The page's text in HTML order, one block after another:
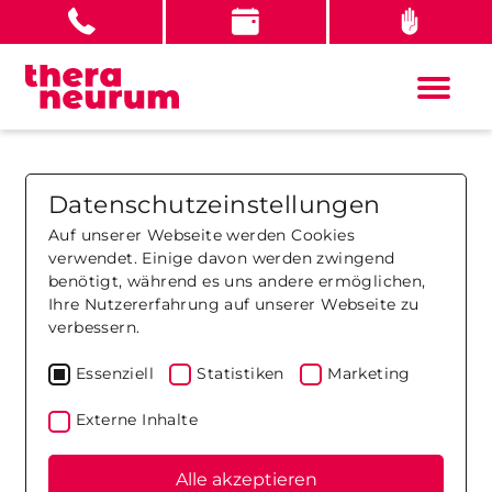
Datenschutzeinstellungen
Auf unserer Webseite werden Cookies
verwendet. Einige davon werden zwingend
benötigt, während es uns andere ermöglichen,
Ihre Nutzererfahrung auf unserer Webseite zu
verbessern.
Essenziell Statistiken Marketing
Externe Inhalte
Alle akzeptieren